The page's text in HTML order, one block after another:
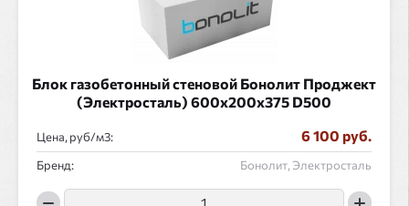
Блок газобетонный стеновой Бонолит Проджект
(Электросталь) 600x200x375 D500
Цена, руб/ : 6 100 руб.
Бренд: Бонолит, Электросталь